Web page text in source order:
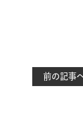
前の記事